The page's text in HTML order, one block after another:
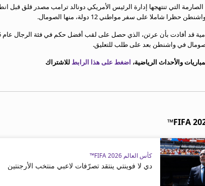
شاملا على سفر مواطني 12 دولة، منها الصومال.
في واشنطن بعد على طلب للتعليق.
والأحداث الرياضية، اضغط على هذا الرابط للاشتراك
كأس العالم FIFA 2026™
دي لا فوينتي ينتقد تصرّفات لاعبي منتخب الأرجنتين